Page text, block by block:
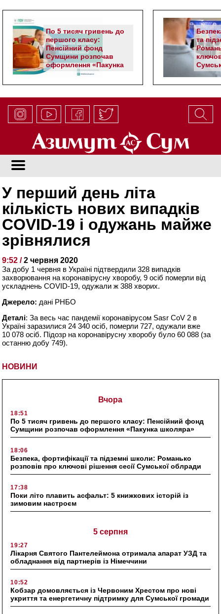
По 5 тисяч гривень до
першого класу:
Пенсійний фонд
Сумщини розпочав
оформлення «Пакунка
школяра»
та
НОВИНИ
Вчора
18:51
По 5 тисяч гривень до першого класу: Пенсійний фонд
Сумщини розпочав оформлення «Пакунка школяра»
18:06
Безпека, фортифікації та підземні школи: Романько
розповів про ключові рішення сесії Сумської облради
17:38
Поки літо плавить асфальт: 5 книжкових історій із
зимовим настроєм
5 серпня
19:27
Лікарня Святого Пантелеймона отримала апарат УЗД та
обладнання від партнерів із Німеччини
10:52
Кобзар домовляється із Червоним Хрестом про нові
укриття та енергетичну підтримку для Сумської громади
У перший день літа
кількість нових випадків
COVID-19 і одужань майже
зрівнялися
9:52 /2 червня 2020
За добу 1 червня в Україні підтвердили 328 випадків
захворювання на коронавірусну хворобу, 9 осіб померли від
ускладнень COVID-19, одужали ж 388 хворих.
Джерело: дані РНБО
Деталі: За весь час пандемії коронавірусом Sasr CoV 2 в
Україні заразилися 24 340 осіб, померли 727, одужали вже
10 078 осіб. Підозр на коронавірусну хворобу було 60 088 (за
останню добу 749).